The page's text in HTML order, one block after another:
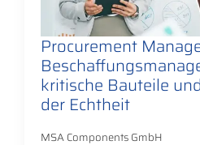
Procurement
kritische Bauteile
der Echtheit
MSA Components GmbH